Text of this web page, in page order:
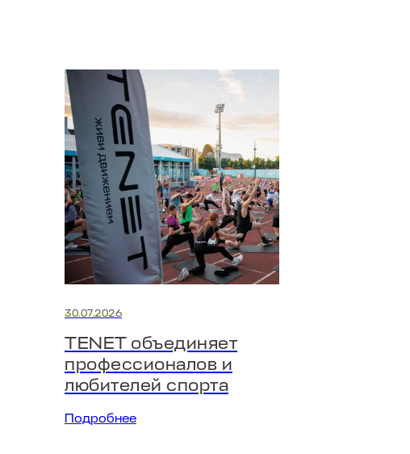
30.07.2026
TENET объединяет
профессионалов и
любителей спорта
Подробнее